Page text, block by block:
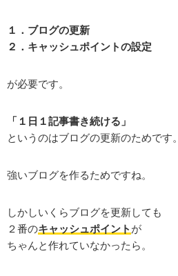
１．ブログの更新
２．キャッシュポイントの設定
が必要です。
「１日１記事書き続ける」
というのはブログの更新のためです。
強いブログを作るためですね。
しかしいくらブログを更新しても
２番のキャッシュポイント が
ちゃんと作れていなかったら。